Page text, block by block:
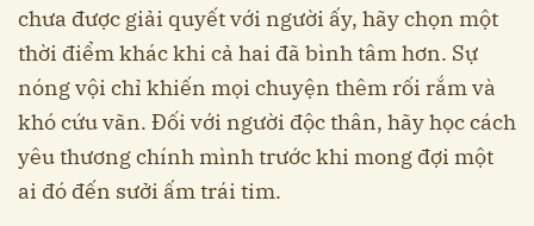
chưa được giải quyết với người ấy, hãy chọn một
thời điểm khác khi cả hai đã bình tâm hơn. Sự
nóng vội chỉ khiến mọi chuyện thêm rối rắm và
khó cứu vãn. Đối với người độc thân, hãy học cách
yêu thương chính mình trước khi mong đợi một
ai đó đến sưởi ấm trái tim.